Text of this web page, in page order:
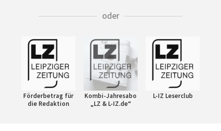
oder
Förderbetrag für
die Redaktion
Kombi-Jahresabo
„LZ & L-IZ.de“
L-IZ Leserclub